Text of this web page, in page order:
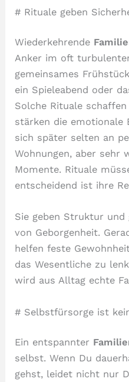
# Rituale geben
Wiederkehrende
Anker im oft
gemeinsames
ein Spieleabend oder
Solche Rituale
stärken die emotionale
sich später selten an
Wohnungen, aber sehr
Momente. Rituale
entscheidend ist ihre
Sie geben Struktur und
von Geborgenheit.
helfen feste
das Wesentliche zu
wird aus Alltag echte
# Selbstfürsorge ist
Ein entspannter
selbst. Wenn Du
gehst, leidet nicht nur